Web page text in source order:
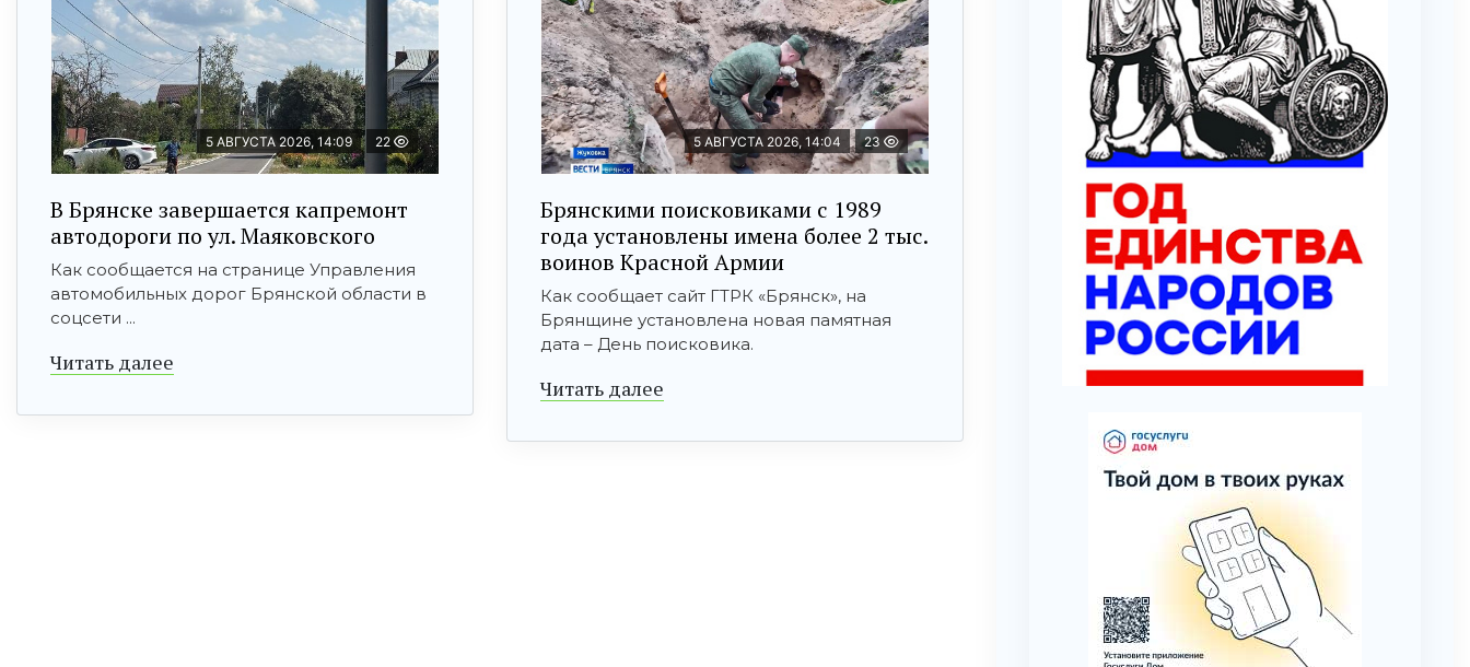
5 АВГУСТА 2026, 14:09 22
В Брянске завершается капремонт
автодороги по ул. Маяковского
Как сообщается на странице Управления
автомобильных дорог Брянской области в
соцсети ...
Читать далее
5 АВГУСТА 2026, 14:04 23
Брянскими поисковиками с 1989
года установлены имена более 2 тыс.
воинов Красной Армии
Как сообщает сайт ГТРК «Брянск», на
Брянщине установлена новая памятная
дата – День поисковика.
Читать далее